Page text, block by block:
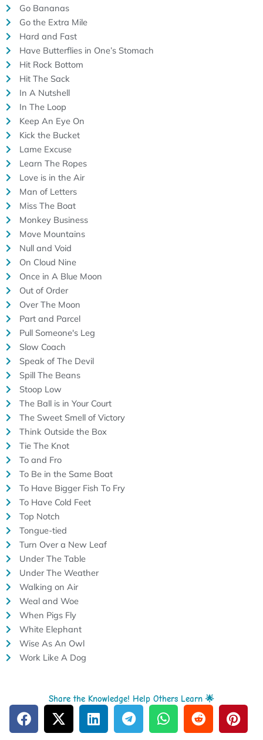
Go Bananas
Go the Extra Mile
Hard and Fast
Have Butterflies in One’s Stomach
Hit Rock Bottom
Hit The Sack
In A Nutshell
In The Loop
Keep An Eye On
Kick the Bucket
Lame Excuse
Learn The Ropes
Love is in the Air
Man of Letters
Miss The Boat
Monkey Business
Move Mountains
Null and Void
On Cloud Nine
Once in A Blue Moon
Out of Order
Over The Moon
Part and Parcel
Pull Someone's Leg
Slow Coach
Speak of The Devil
Spill The Beans
Stoop Low
The Ball is in Your Court
The Sweet Smell of Victory
Think Outside the Box
Tie The Knot
To and Fro
To Be in the Same Boat
To Have Bigger Fish To Fry
To Have Cold Feet
Top Notch
Tongue-tied
Turn Over a New Leaf
Under The Table
Under The Weather
Walking on Air
Weal and Woe
When Pigs Fly
White Elephant
Wise As An Owl
Work Like A Dog
Share the Knowledge! Help Others Learn 🌟